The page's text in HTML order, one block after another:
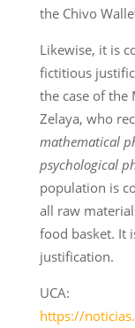
the Chivo
Likewise, it is
fictitious
the case of the
Zelaya, who
mathematical
psychological
population is
all raw
food basket. It
justification.
UCA:
https://